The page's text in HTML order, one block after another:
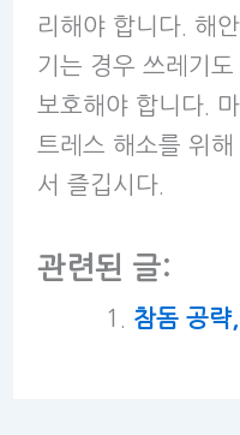
리해야 합니다. 해
기는 경우 쓰레기
보호해야 합니다.
트레스 해소를 위해
서 즐깁시다.
관련된 글:
참돔 공략